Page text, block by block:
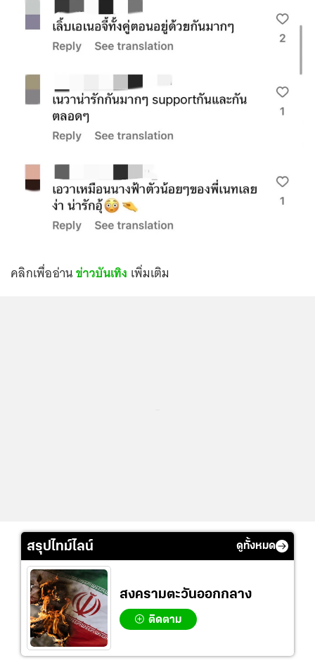
คลิกเพื่ออ่านข่าวบันเทิง เพิ่มเติม
สรุปไทม์ไลน์ ดูทั้งหมด
สงครามตะวันออกกลาง
ติดตาม